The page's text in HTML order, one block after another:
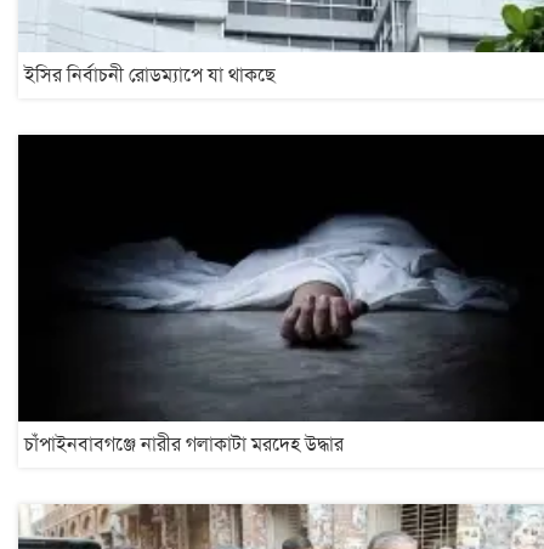
ইসির নির্বাচনী রোডম্যাপে যা থাকছে
চাঁপাইনবাবগঞ্জে নারীর গলাকাটা মরদেহ উদ্ধার